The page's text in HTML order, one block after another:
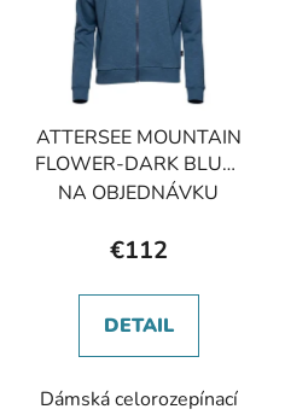
ATTERSEE MOUNTAIN
FLOWER-DARK BLUE-
32 dámská bunda
NA OBJEDNÁVKU
€112
DETAIL
Dámská celorozepínací